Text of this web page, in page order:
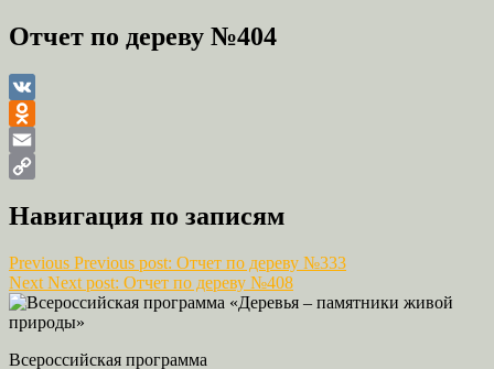
Отчет по дереву №404
VK
Odnoklassniki
Email
Link
Навигация по записям
Previous Previous post: Отчет по дереву №333
Next Next post: Отчет по дереву №408
Всероссийская программа